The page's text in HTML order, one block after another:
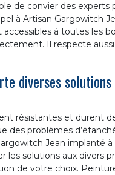
de convier des
à Artisan Gargowitch
à toutes les
Il respecte aussi
diverses
résistantes et durent
des problèmes
Jean implanté
les solutions aux divers
de votre choix.